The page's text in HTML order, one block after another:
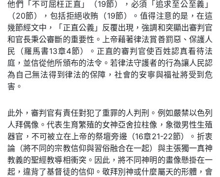
他們「不可屈枉正直」（19節），必須「追求至公至義」
（20節），包括拒絕收賄（19節）。值得注意的是，在這
幾節經文中，「正直公義」反覆出現，強調和突顯出審判官
和官長秉公審斷的重要性。上帝藉著律法賞善罰惡、保護人
民（羅馬書13章4節）。正直的審判官使百姓認真看待法
庭，並信從他所頒布的法令。若律法守護者的行為讓人民認
為自己無法得到律法的保障，社會的安寧與福祉將受到危
害。
此外，審判官有責任對犯了重罪的人判刑。例如嚴禁以色列
人拜偶像。代表生育繁殖的女神亞舍拉柱像，象徵男性生殖
器官，不可被立在上帝的祭壇旁邊（16章21-22節）。折衷
論（將不同的宗教信仰與習俗融合在一起）與主張獨一真神
教義的聖經教導相衝突。因此，將不同神明的畫像懸掛在一
起，違背了基督徒的信仰。敬拜別神或什麼屬天的形體，會